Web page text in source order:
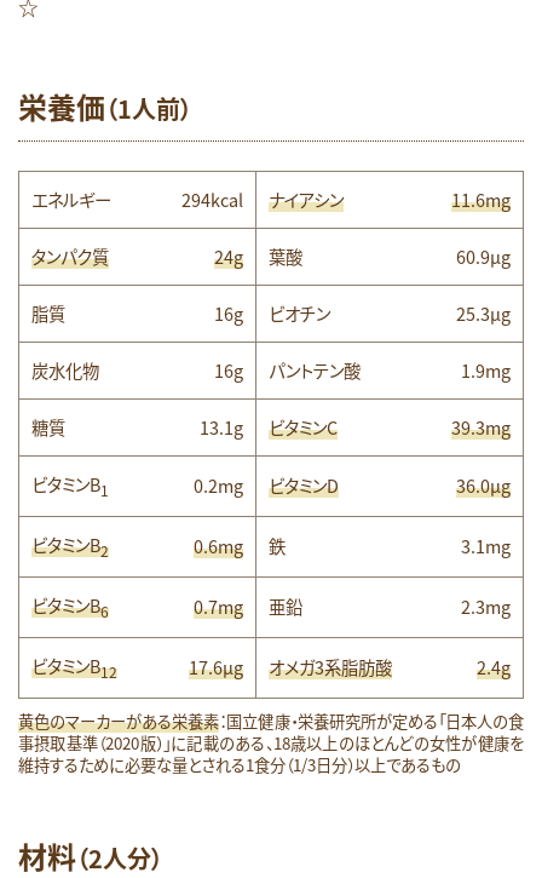
☆
栄養価（1人前）
エネルギー 294kcal ナイアシン 11.6mg
タンパク質 24g 葉酸 60.9μg
脂質 16g ビオチン 25.3µg
炭水化物 16g パントテン酸 1.9mg
糖質 13.1g ビタミンC 39.3mg
ビタミンB1 0.2mg ビタミンD 36.0μg
ビタミンB2 0.6mg 鉄 3.1mg
ビタミンB6 0.7mg 亜鉛 2.3mg
ビタミンB12 17.6μg オメガ3系脂肪酸 2.4g
黄色のマーカーがある栄養素：国立健康・栄養研究所が定める「日本人の食
事摂取基準（2020版）」に記載のある、18歳以上のほとんどの女性が健康を
維持するために必要な量とされる1食分（1/3日分）以上であるもの
材料（2人分）